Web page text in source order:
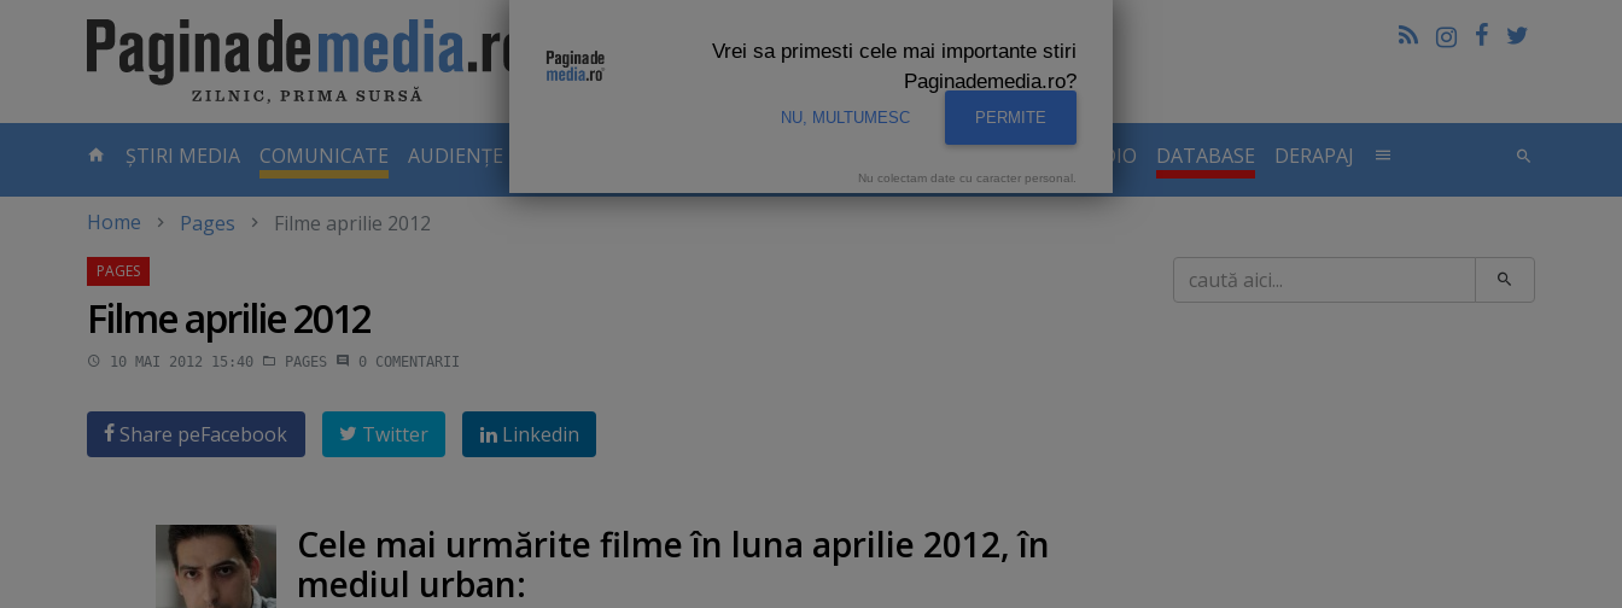
CURENTĂ
ȘTIRI MEDIA COMUNICATE AUDIENȚE TV AUDIENTE RADIO DATABASE DERAPAJ
Home Pages Filme aprilie 2012
Filme aprilie 2012
10 MAI 2012 15:40 PAGES 0 COMENTARII
Share peFacebook Twitter Linkedin
Cele mai urmărite filme în luna aprilie 2012, în
mediul urban:
Caută
Vrei sa primesti cele mai importante stiri
Paginademedia.ro?
NU, MULTUMESC PERMITE
Nu colectam date cu caracter personal.